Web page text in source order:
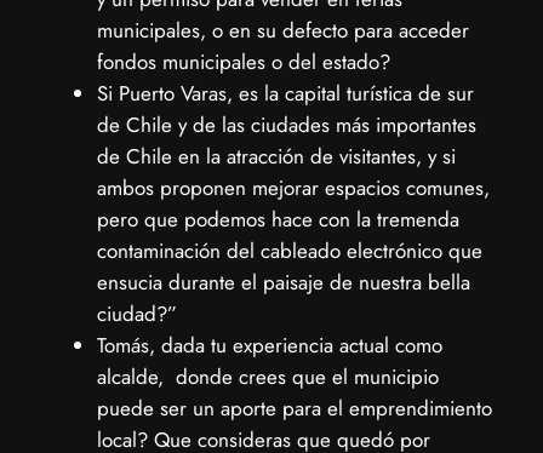
municipales, o en su defecto para acceder
fondos municipales o del estado?
Si Puerto Varas, es la capital turística de sur
de Chile y de las ciudades más importantes
de Chile en la atracción de visitantes, y si
ambos proponen mejorar espacios comunes,
pero que podemos hace con la tremenda
contaminación del cableado electrónico que
ensucia durante el paisaje de nuestra bella
ciudad?”
Tomás, dada tu experiencia actual como
alcalde, donde crees que el municipio
puede ser un aporte para el emprendimiento
local? Que consideras que quedó por